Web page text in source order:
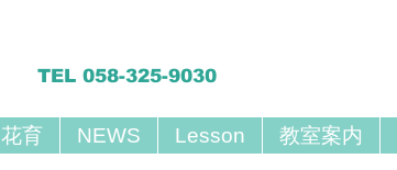
TEL 058-325-9030
花育 NEWS Lesson 教室案内